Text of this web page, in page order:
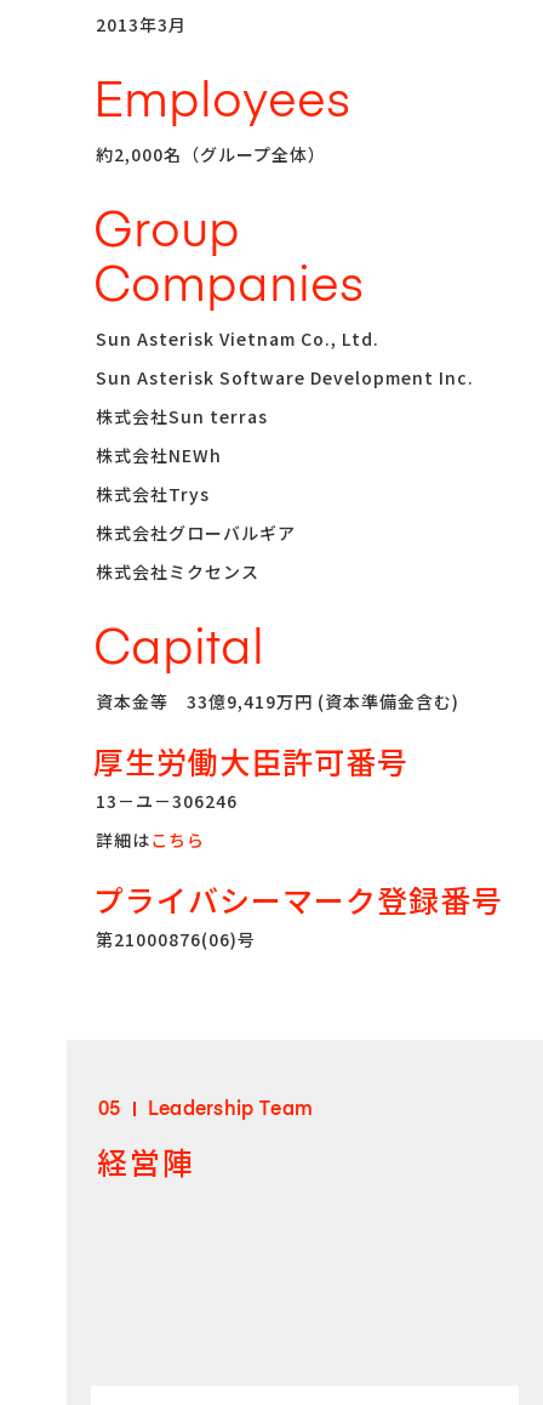
2013年3月
Employees
約2,000名（グループ全体）
Group
Companies
Sun Asterisk Vietnam Co., Ltd.
Sun Asterisk Software Development Inc.
株式会社Sun terras
株式会社NEWh
株式会社Trys
株式会社グローバルギア
株式会社ミクセンス
Capital
資本金等 33億9,419万円 (資本準備金含む)
厚生労働大臣許可番号
13－ユ－306246
詳細はこちら
プライバシーマーク登録番号
第21000876(06)号
05 Leadership Team
経営陣